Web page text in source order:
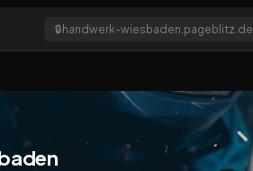
🔒 handwerk-wiesbaden.pageblitz.de